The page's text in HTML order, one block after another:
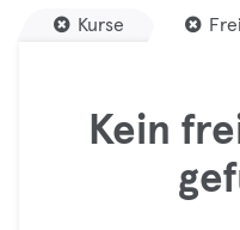
Kurse
Kein